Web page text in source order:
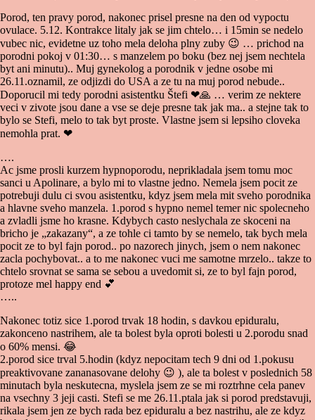
Porod, ten pravy porod, nakonec prisel presne na den od vypoctu
ovulace. 5.12. Kontrakce litaly jak se jim chtelo… i 15min se nedelo
vubec nic, evidetne uz toho mela deloha plny zuby 😉 … prichod na
porodni pokoj v 01:30… s manzelem po boku (bez nej jsem nechtela
byt ani minutu).. Muj gynekolog a porodnik v jedne osobe mi
26.11.oznamil, ze odjizdi do USA a ze tu na muj porod nebude..
Doporucil mi tedy porodni asistentku Štefi ❤🙏 … verim ze nektere
veci v zivote jsou dane a vse se deje presne tak jak ma.. a stejne tak to
bylo se Stefi, melo to tak byt proste. Vlastne jsem si lepsiho cloveka
nemohla prat. ❤
….
Ac jsme prosli kurzem hypnoporodu, neprikladala jsem tomu moc
sanci u Apolinare, a bylo mi to vlastne jedno. Nemela jsem pocit ze
potrebuji dulu ci svou asistentku, kdyz jsem mela mit sveho porodnika
a hlavne sveho manzela. 1.porod s hypno nemel temer nic spolecneho
a zvladli jsme ho krasne. Kdybych casto neslychala ze skoceni na
bricho je „zakazany“, a ze tohle ci tamto by se nemelo, tak bych mela
pocit ze to byl fajn porod.. po nazorech jinych, jsem o nem nakonec
zacla pochybovat.. a to me nakonec vuci me samotne mrzelo.. takze to
chtelo srovnat se sama se sebou a uvedomit si, ze to byl fajn porod,
protoze mel happy end 💕
…..
Nakonec totiz sice 1.porod trvak 18 hodin, s davkou epiduralu,
zakonceno nastrihem, ale ta bolest byla oproti bolesti u 2.porodu snad
o 60% mensi. 😂
2.porod sice trval 5.hodin (kdyz nepocitam tech 9 dni od 1.pokusu
preaktivovane zananasovane delohy 😉 ), ale ta bolest v poslednich 58
minutach byla neskutecna, myslela jsem ze se mi roztrhne cela panev
na vsechny 3 jeji casti. Stefi se me 26.11.ptala jak si porod predstavuji,
rikala jsem jen ze bych rada bez epiduralu a bez nastrihu, ale ze kdyz